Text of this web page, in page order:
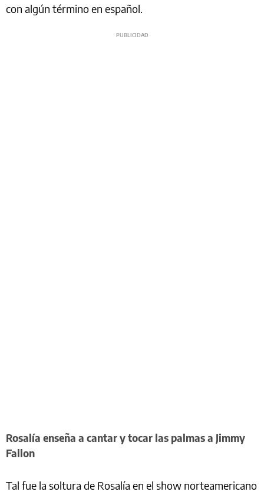
con algún término en español.
Rosalía enseña a cantar y tocar las palmas a Jimmy
Fallon
Tal fue la soltura de Rosalía en el show norteamericano